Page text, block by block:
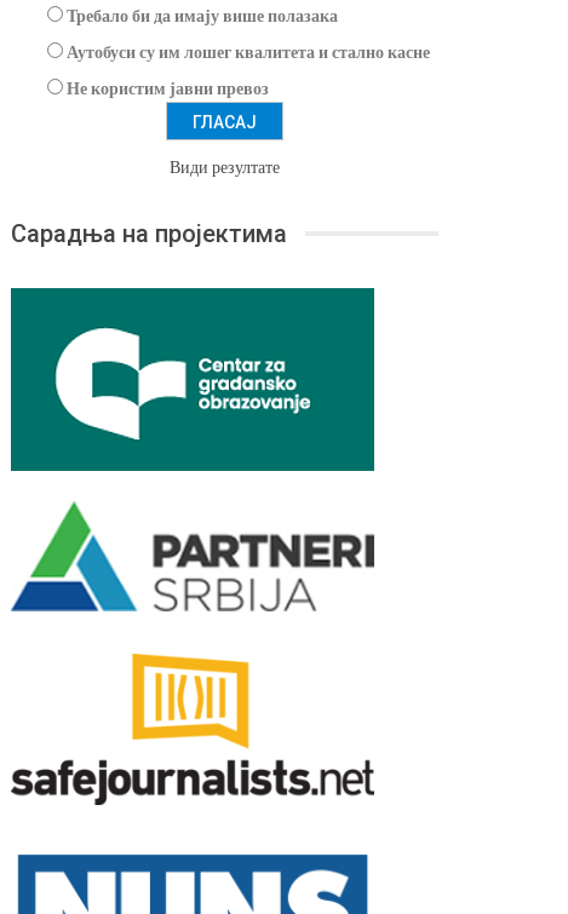
Требало би да имају више полазака
Аутобуси су им лошег квалитета и стално касне
Не користим јавни превоз
Види резултате
Сарадња на пројектима